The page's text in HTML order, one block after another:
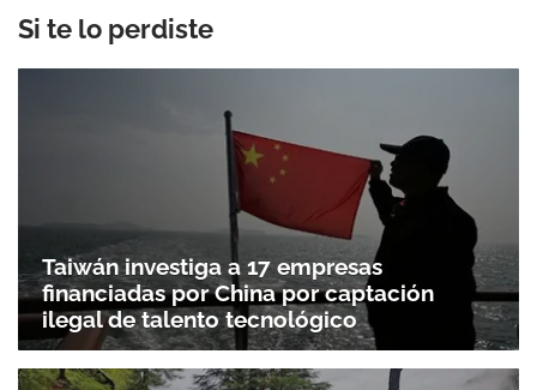
Si te lo perdiste
Taiwán investiga a 17 empresas
financiadas por China por captación
ilegal de talento tecnológico